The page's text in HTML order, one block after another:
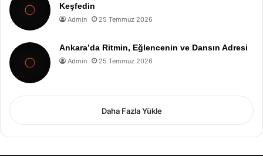
Keşfedin
Admin 25 Temmuz 2026
Ankara’da Ritmin, Eğlencenin ve Dansın Adresi
Admin 25 Temmuz 2026
Daha Fazla Yükle